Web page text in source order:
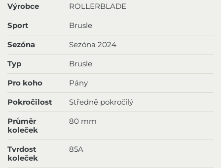
Výrobce ROLLERBLADE
Sport Brusle
Sezóna Sezóna 2024
Typ Brusle
Pro koho Pány
Pokročilost Středně pokročilý
Průměr
koleček
80 mm
Tvrdost
koleček
85A